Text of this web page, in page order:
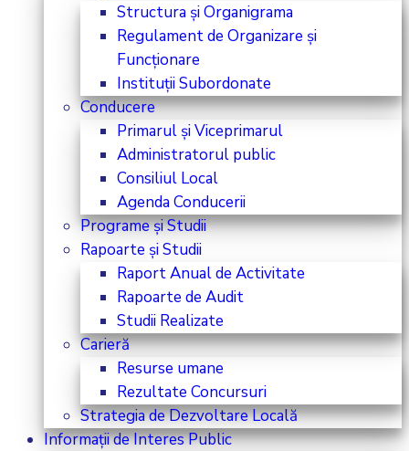
Structura și Organigrama
Regulament de Organizare și
Funcționare
Instituții Subordonate
Conducere
Primarul și Viceprimarul
Administratorul public
Consiliul Local
Agenda Conducerii
Programe și Studii
Rapoarte și Studii
Raport Anual de Activitate
Rapoarte de Audit
Studii Realizate
Carieră
Resurse umane
Rezultate Concursuri
Strategia de Dezvoltare Locală
Informații de Interes Public